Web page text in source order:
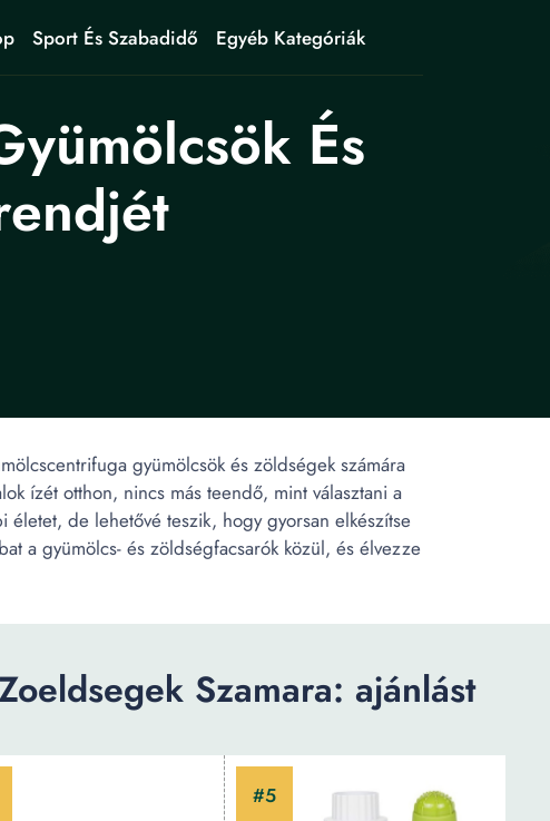
Sport És Szabadidő Egyéb Kategóriák
És
gyümölcsök és zöldségek számára
ízét otthon, nincs más teendő, mint választani a
de lehetővé teszik, hogy gyorsan elkészítse
a gyümölcs- és zöldségfacsarók közül, és élvezze
Szamara: ajánlást